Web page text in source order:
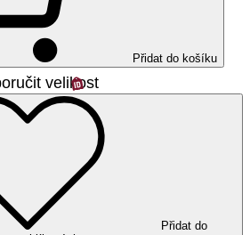
Přidat do košíku
velikost
Přidat do